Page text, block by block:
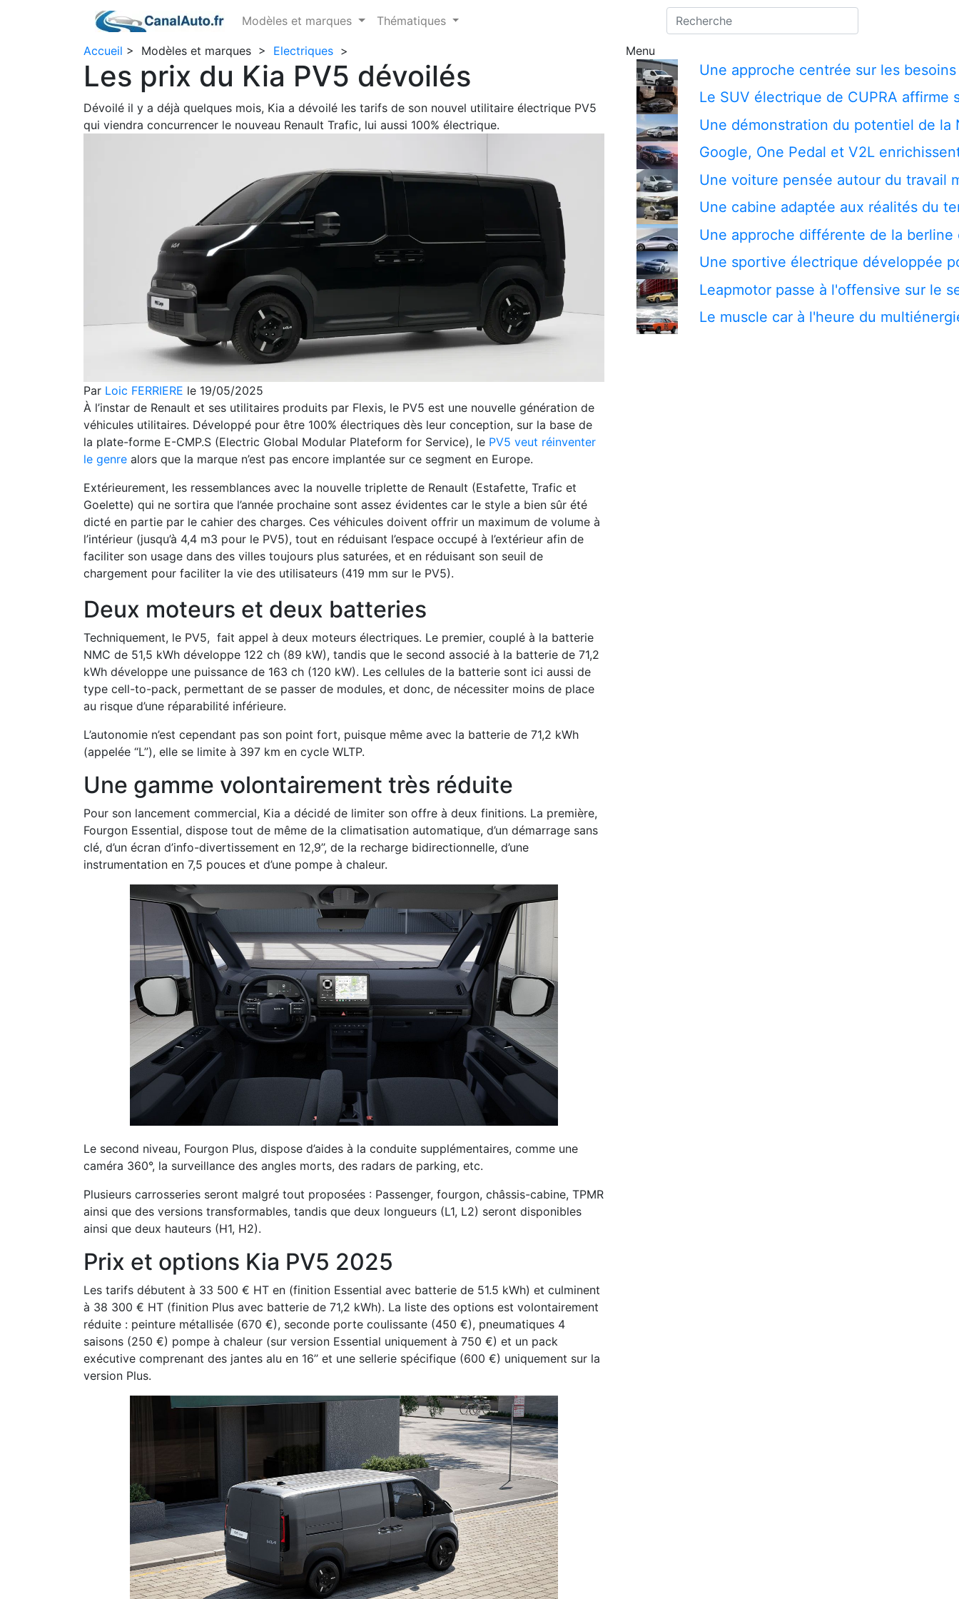
Modèles et marques Thématiques
Accueil > Modèles et marques > Electriques >
Les prix du Kia PV5 dévoilés
Dévoilé il y a déjà quelques mois, Kia a dévoilé les tarifs de son nouvel utilitaire électrique PV5
qui viendra concurrencer le nouveau Renault Trafic, lui aussi 100% électrique.
Par Loic FERRIERE le 19/05/2025
À l’instar de Renault et ses utilitaires produits par Flexis, le PV5 est une nouvelle génération de
véhicules utilitaires. Développé pour être 100% électriques dès leur conception, sur la base de
la plate-forme E-CMP.S (Electric Global Modular Plateform for Service), le PV5 veut réinventer
le genre alors que la marque n’est pas encore implantée sur ce segment en Europe.
Extérieurement, les ressemblances avec la nouvelle triplette de Renault (Estafette, Trafic et
Goelette) qui ne sortira que l’année prochaine sont assez évidentes car le style a bien sûr été
dicté en partie par le cahier des charges. Ces véhicules doivent offrir un maximum de volume à
l’intérieur (jusqu’à 4,4 m3 pour le PV5), tout en réduisant l’espace occupé à l’extérieur afin de
faciliter son usage dans des villes toujours plus saturées, et en réduisant son seuil de
chargement pour faciliter la vie des utilisateurs (419 mm sur le PV5).
Deux moteurs et deux batteries
Techniquement, le PV5, fait appel à deux moteurs électriques. Le premier, couplé à la batterie
NMC de 51,5 kWh développe 122 ch (89 kW), tandis que le second associé à la batterie de 71,2
kWh développe une puissance de 163 ch (120 kW). Les cellules de la batterie sont ici aussi de
type cell-to-pack, permettant de se passer de modules, et donc, de nécessiter moins de place
au risque d’une réparabilité inférieure.
L’autonomie n’est cependant pas son point fort, puisque même avec la batterie de 71,2 kWh
(appelée “L”), elle se limite à 397 km en cycle WLTP.
Une gamme volontairement très réduite
Pour son lancement commercial, Kia a décidé de limiter son offre à deux finitions. La première,
Fourgon Essential, dispose tout de même de la climatisation automatique, d’un démarrage sans
clé, d’un écran d’info-divertissement en 12,9’’, de la recharge bidirectionnelle, d’une
instrumentation en 7,5 pouces et d’une pompe à chaleur.
Le second niveau, Fourgon Plus, dispose d’aides à la conduite supplémentaires, comme une
caméra 360°, la surveillance des angles morts, des radars de parking, etc.
Plusieurs carrosseries seront malgré tout proposées : Passenger, fourgon, châssis-cabine, TPMR
ainsi que des versions transformables, tandis que deux longueurs (L1, L2) seront disponibles
ainsi que deux hauteurs (H1, H2).
Prix et options Kia PV5 2025
Les tarifs débutent à 33 500 € HT en (finition Essential avec batterie de 51.5 kWh) et culminent
à 38 300 € HT (finition Plus avec batterie de 71,2 kWh). La liste des options est volontairement
réduite : peinture métallisée (670 €), seconde porte coulissante (450 €), pneumatiques 4
saisons (250 €) pompe à chaleur (sur version Essential uniquement à 750 €) et un pack
exécutive comprenant des jantes alu en 16’’ et une sellerie spécifique (600 €) uniquement sur la
version Plus.
Menu
Une approche centrée sur les
Le SUV électrique de CUPRA affirme
Une démonstration du potentiel de la
Google, One Pedal et V2L
Une voiture pensée autour du travail
Une cabine adaptée aux réalités du
Une approche différente de la berline
Une sportive électrique développée
Leapmotor passe à l'offensive sur le
Le muscle car à l'heure du